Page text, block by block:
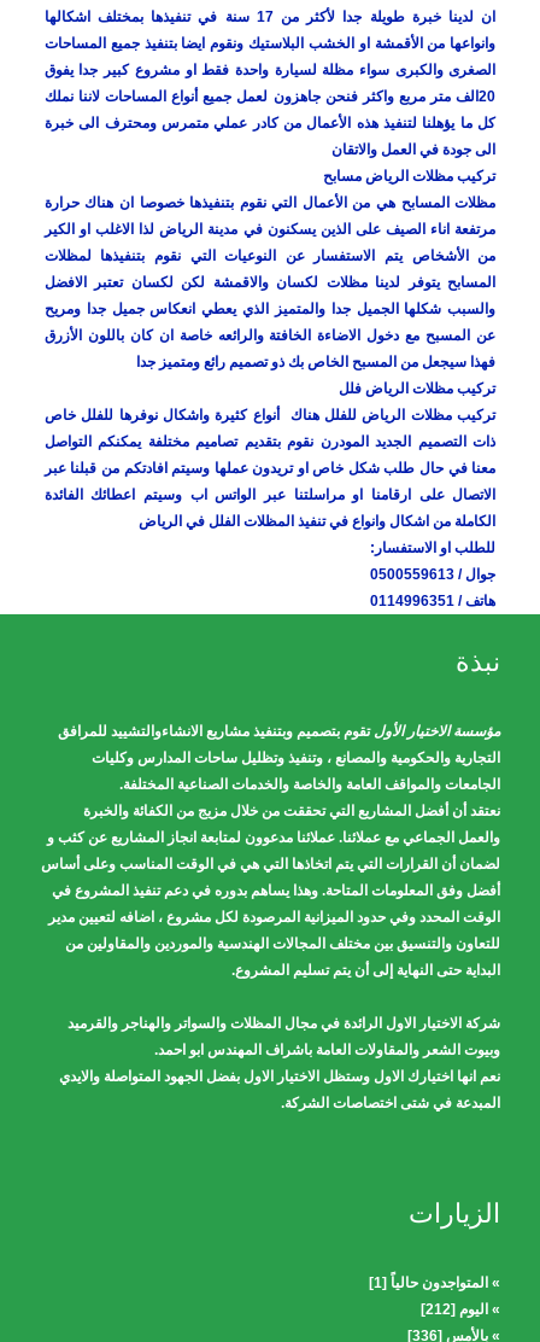
ان لدينا خبرة طويلة جدا لأكثر من 17 سنة في تنفيذها بمختلف اشكالها
وانواعها من الأقمشة او الخشب البلاستيك ونقوم ايضا بتنفيذ جميع المساحات
الصغرى والكبرى سواء مظلة لسيارة واحدة فقط او مشروع كبير جدا يفوق
20الف متر مربع واكثر فنحن جاهزون لعمل جميع أنواع المساحات لاننا نملك
كل ما يؤهلنا لتنفيذ هذه الأعمال من كادر عملي متمرس ومحترف الى خبرة
الى جودة في العمل والاتقان
تركيب مظلات الرياض مسابح
مظلات المسابح هي من الأعمال التي نقوم بتنفيذها خصوصا ان هناك حرارة
مرتفعة اناء الصيف على الذين يسكنون في مدينة الرياض لذا الاغلب او الكير
من الأشخاص يتم الاستفسار عن النوعيات التي نقوم بتنفيذها لمظلات
المسابح يتوفر لدينا مظلات لكسان والاقمشة لكن لكسان تعتبر الافضل
والسبب شكلها الجميل جدا والمتميز الذي يعطي انعكاس جميل جدا ومريح
عن المسبح مع دخول الاضاءة الخافتة والرائعه خاصة ان كان باللون الأزرق
فهذا سيجعل من المسبح الخاص بك ذو تصميم رائع ومتميز جدا
تركيب مظلات الرياض فلل
تركيب مظلات الرياض للفلل هناك أنواع كثيرة واشكال نوفرها للفلل خاص
ذات التصميم الجديد المودرن نقوم بتقديم تصاميم مختلفة يمكنكم التواصل
معنا في حال طلب شكل خاص او تريدون عملها وسيتم افادتكم من قبلنا عبر
الاتصال على ارقامنا او مراسلتنا عبر الواتس اب وسيتم اعطائك الفائدة
الكاملة من اشكال وانواع في تنفيذ المظلات الفلل في الرياض
للطلب او الاستفسار:
جوال / 0500559613
هاتف / 0114996351
نبذة
مؤسسة الاختيار الأول تقوم بتصميم وبتنفيذ مشاريع الانشاءوالتشييد للمرافق
التجارية والحكومية والمصانع ، وتنفيذ وتظليل ساحات المدارس وكليات
الجامعات والمواقف العامة والخاصة والخدمات الصناعية المختلفة.
نعتقد أن أفضل المشاريع التي تحققت من خلال مزيج من الكفائة والخبرة
والعمل الجماعي مع عملائنا. عملائنا مدعوون لمتابعة انجاز المشاريع عن كثب و
لضمان أن القرارات التي يتم اتخاذها التي هي في الوقت المناسب وعلى أساس
أفضل وفق المعلومات المتاحة. وهذا يساهم بدوره في دعم تنفيذ المشروع في
الوقت المحدد وفي حدود الميزانية المرصودة لكل مشروع ، اضافه لتعيين مدير
للتعاون والتنسيق بين مختلف المجالات الهندسية والموردين والمقاولين من
البداية حتى النهاية إلى أن يتم تسليم المشروع.
شركة الاختيار الاول الرائدة في مجال المظلات والسواتر والهناجر والقرميد
وبيوت الشعر والمقاولات العامة باشراف المهندس ابو احمد.
نعم انها اختيارك الاول وستظل الاختيار الاول بفضل الجهود المتواصلة والايدي
المبدعة في شتى اختصاصات الشركة.
الزيارات
» المتواجدون حالياً [1]
» اليوم [212]
» بالأمس [336]